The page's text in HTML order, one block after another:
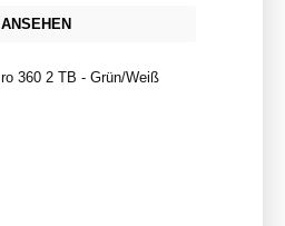
ANSEHEN